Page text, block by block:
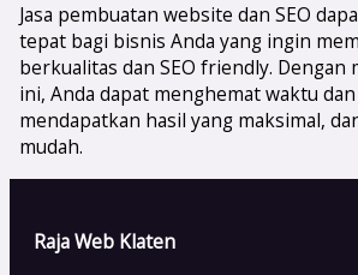
Jasa pembuatan website dan SEO
tepat bagi bisnis Anda yang ingin
berkualitas dan SEO friendly. Dengan
ini, Anda dapat menghemat waktu
mendapatkan hasil yang maksimal,
mudah.
Raja Web Klaten